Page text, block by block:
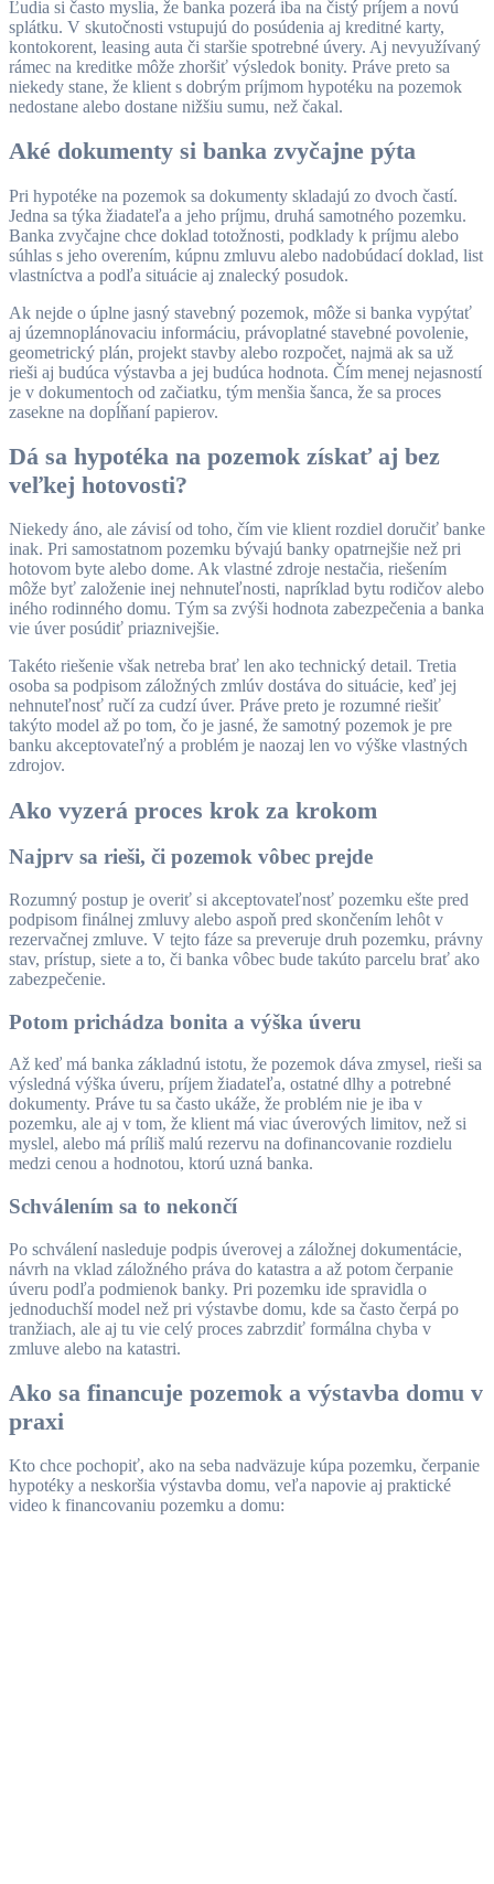
Ľudia si často myslia, že banka pozerá iba na čistý príjem a novú
splátku. V skutočnosti vstupujú do posúdenia aj kreditné karty,
kontokorent, leasing auta či staršie spotrebné úvery. Aj nevyužívaný
rámec na kreditke môže zhoršiť výsledok bonity. Práve preto sa
niekedy stane, že klient s dobrým príjmom hypotéku na pozemok
nedostane alebo dostane nižšiu sumu, než čakal.
Aké dokumenty si banka zvyčajne pýta
Pri hypotéke na pozemok sa dokumenty skladajú zo dvoch častí.
Jedna sa týka žiadateľa a jeho príjmu, druhá samotného pozemku.
Banka zvyčajne chce doklad totožnosti, podklady k príjmu alebo
súhlas s jeho overením, kúpnu zmluvu alebo nadobúdací doklad, list
vlastníctva a podľa situácie aj znalecký posudok.
Ak nejde o úplne jasný stavebný pozemok, môže si banka vypýtať
aj územnoplánovaciu informáciu, právoplatné stavebné povolenie,
geometrický plán, projekt stavby alebo rozpočet, najmä ak sa už
rieši aj budúca výstavba a jej budúca hodnota. Čím menej nejasností
je v dokumentoch od začiatku, tým menšia šanca, že sa proces
zasekne na dopĺňaní papierov.
Dá sa hypotéka na pozemok získať aj bez
veľkej hotovosti?
Niekedy áno, ale závisí od toho, čím vie klient rozdiel doručiť banke
inak. Pri samostatnom pozemku bývajú banky opatrnejšie než pri
hotovom byte alebo dome. Ak vlastné zdroje nestačia, riešením
môže byť založenie inej nehnuteľnosti, napríklad bytu rodičov alebo
iného rodinného domu. Tým sa zvýši hodnota zabezpečenia a banka
vie úver posúdiť priaznivejšie.
Takéto riešenie však netreba brať len ako technický detail. Tretia
osoba sa podpisom záložných zmlúv dostáva do situácie, keď jej
nehnuteľnosť ručí za cudzí úver. Práve preto je rozumné riešiť
takýto model až po tom, čo je jasné, že samotný pozemok je pre
banku akceptovateľný a problém je naozaj len vo výške vlastných
zdrojov.
Ako vyzerá proces krok za krokom
Najprv sa rieši, či pozemok vôbec prejde
Rozumný postup je overiť si akceptovateľnosť pozemku ešte pred
podpisom finálnej zmluvy alebo aspoň pred skončením lehôt v
rezervačnej zmluve. V tejto fáze sa preveruje druh pozemku, právny
stav, prístup, siete a to, či banka vôbec bude takúto parcelu brať ako
zabezpečenie.
Potom prichádza bonita a výška úveru
Až keď má banka základnú istotu, že pozemok dáva zmysel, rieši sa
výsledná výška úveru, príjem žiadateľa, ostatné dlhy a potrebné
dokumenty. Práve tu sa často ukáže, že problém nie je iba v
pozemku, ale aj v tom, že klient má viac úverových limitov, než si
myslel, alebo má príliš malú rezervu na dofinancovanie rozdielu
medzi cenou a hodnotou, ktorú uzná banka.
Schválením sa to nekončí
Po schválení nasleduje podpis úverovej a záložnej dokumentácie,
návrh na vklad záložného práva do katastra a až potom čerpanie
úveru podľa podmienok banky. Pri pozemku ide spravidla o
jednoduchší model než pri výstavbe domu, kde sa často čerpá po
tranžiach, ale aj tu vie celý proces zabrzdiť formálna chyba v
zmluve alebo na katastri.
Ako sa financuje pozemok a výstavba domu v
praxi
Kto chce pochopiť, ako na seba nadväzuje kúpa pozemku, čerpanie
hypotéky a neskoršia výstavba domu, veľa napovie aj praktické
video k financovaniu pozemku a domu: